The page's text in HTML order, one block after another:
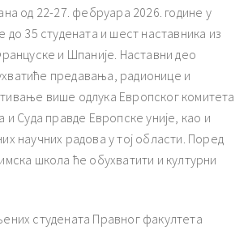
од 22-27. фебруара 2026. године у
до 35 студената и шест наставника из
и Шпаније. Наставни део
предавања, радионице и
више одлука Европског комитета
и Суда правде Европске уније, као и
научних радова у тој области. Поред
школа ће обухватити и културни
студената Правног факултета